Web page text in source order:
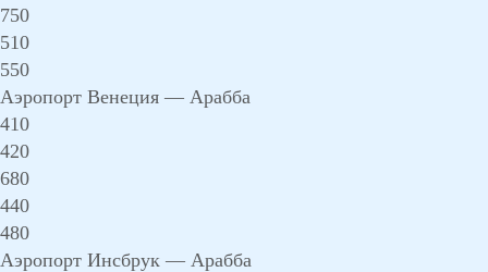
750
510
550
Аэропорт Венеция — Арабба
410
420
680
440
480
Аэропорт Инсбрук — Арабба